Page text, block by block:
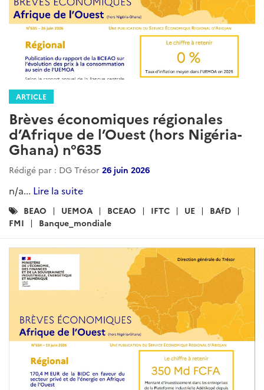
ARTICLE
Brèves économiques régionales
d’Afrique de l’Ouest (hors Nigéria-
Ghana) n°635
Rédigé par : DG Trésor 26 juin 2026
n/a... Lire la suite
Catégories
:
BEAO UEMOA BCEAO IFTC UE
BAfD
FMI
Banque_mondiale